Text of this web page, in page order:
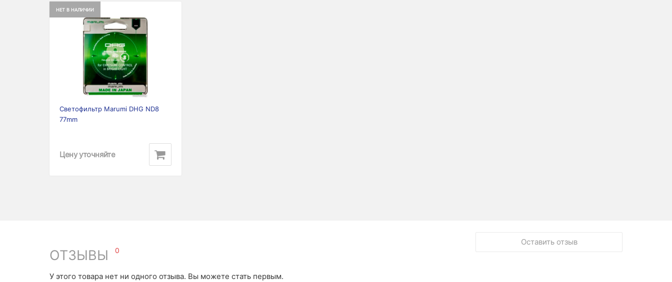
НЕТ В НАЛИЧИИ
Previous
Светофильтр Marumi DHG ND8
77mm
Цену уточняйте
ОТЗЫВЫ 0
Оставить отзыв
У этого товара нет ни одного отзыва. Вы можете стать первым.